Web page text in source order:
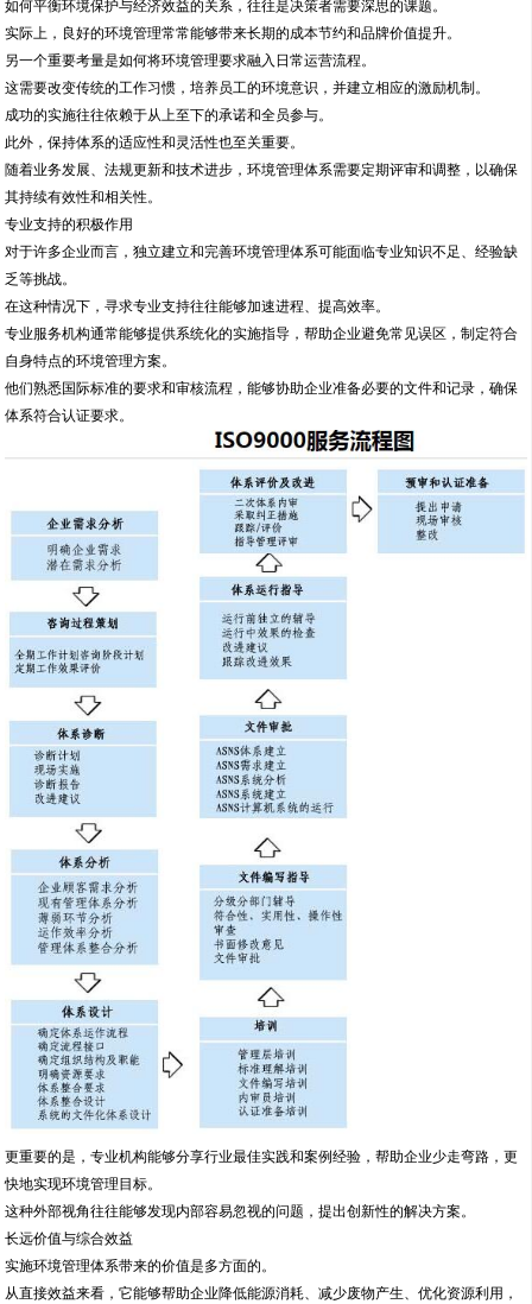
如何平衡环境保护与经济效益的关系，往往是决策者需要深思的课题。
实际上，良好的环境管理常常能够带来长期的成本节约和品牌价值提升。
另一个重要考量是如何将环境管理要求融入日常运营流程。
这需要改变传统的工作习惯，培养员工的环境意识，并建立相应的激励机制。
成功的实施往往依赖于从上至下的承诺和全员参与。
此外，保持体系的适应性和灵活性也至关重要。
随着业务发展、法规更新和技术进步，环境管理体系需要定期评审和调整，以确保
其持续有效性和相关性。
专业支持的积极作用
对于许多企业而言，独立建立和完善环境管理体系可能面临专业知识不足、经验缺
乏等挑战。
在这种情况下，寻求专业支持往往能够加速进程、提高效率。
专业服务机构通常能够提供系统化的实施指导，帮助企业避免常见误区，制定符合
自身特点的环境管理方案。
他们熟悉国际标准的要求和审核流程，能够协助企业准备必要的文件和记录，确保
体系符合认证要求。
更重要的是，专业机构能够分享行业最佳实践和案例经验，帮助企业少走弯路，更
快地实现环境管理目标。
这种外部视角往往能够发现内部容易忽视的问题，提出创新性的解决方案。
长远价值与综合效益
实施环境管理体系带来的价值是多方面的。
从直接效益来看，它能够帮助企业降低能源消耗、减少废物产生、优化资源利用，